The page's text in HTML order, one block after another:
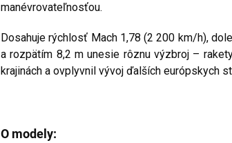
manévrovateľnosťou.
Dosahuje rýchlosť Mach 1,78 (2 200 km/h),
a rozpätím 8,2 m unesie rôznu výzbroj –
krajinách a ovplyvnil vývoj ďalších európskych
O modely: